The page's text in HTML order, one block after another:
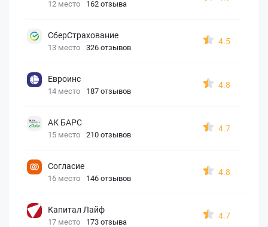
12 место 162 отзыва
СберСтрахование
13 место 326 отзывов
4.5
Евроинс
14 место 187 отзывов
4.8
АК БАРС
15 место 210 отзывов
4.7
Согласие
16 место 146 отзывов
4.8
Капитал Лайф
17 место 173 отзыва
4.7